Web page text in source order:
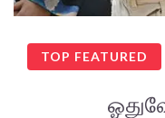
TOP FEATURED